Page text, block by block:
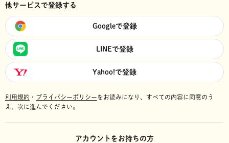
他サービスで登録する
Googleで登録
LINEで登録
Yahoo!で登録
利用規約 ・ プライバシーポリシーをお読みになり、 すべての内容に同意のう
え、次に進んでください。
アカウントをお持ちの方